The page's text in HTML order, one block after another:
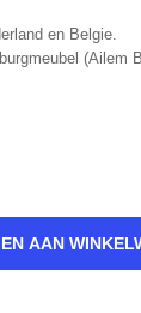
en Belgie.
(Ailem
AAN